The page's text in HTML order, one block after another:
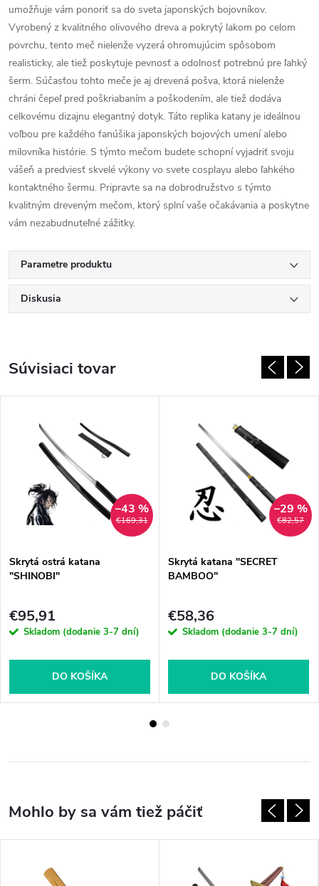
umožňuje vám ponoriť sa do sveta japonských bojovníkov.
Vyrobený z kvalitného olivového dreva a pokrytý lakom po celom
povrchu, tento meč nielenže vyzerá ohromujúcim spôsobom
realisticky, ale tiež poskytuje pevnosť a odolnosť potrebnú pre ľahký
šerm. Súčasťou tohto meče je aj drevená pošva, ktorá nielenže
chráni čepeľ pred poškriabaním a poškodením, ale tiež dodáva
celkovému dizajnu elegantný dotyk. Táto replika katany je ideálnou
voľbou pre každého fanúšika japonských bojových umení alebo
milovníka histórie. S týmto mečom budete schopní vyjadriť svoju
vášeň a predviesť skvelé výkony vo svete cosplayu alebo ľahkého
kontaktného šermu. Pripravte sa na dobrodružstvo s týmto
kvalitným dreveným mečom, ktorý splní vaše očakávania a poskytne
vám nezabudnuteľné zážitky.
Parametre produktu
Diskusia
Súvisiaci tovar
€169,31
–43 %
Skrytá ostrá katana
"SHINOBI"
€95,91
Skladom (dodanie 3-7 dní)
DO KOŠÍKA
€82,57
–29 %
Skrytá katana "SECRET
BAMBOO"
€58,36
Skladom (dodanie 3-7 dní)
DO KOŠÍKA